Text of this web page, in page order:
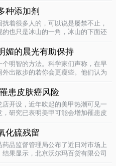
劣产品罪，决定将案件移送汕头市公
种添加剂
着很多人的，可以说是屡禁不止，
也只是冰山的一角，冰山的下面还
过程中的必经之路吧，但是，人们
的代价，尤其..
媚的晨光有助保持
明智的方法。科学家们声称，在早
外出散步的若你会更瘦些。他们认为
女性研究参与者在手腕上戴上监控
期内晒太阳..
患皮肤癌风险
店开设，近年吹起的美甲热潮可见一
研究已表明美甲可能会增加罹患皮
以防止指甲断裂。但专家表示，美
的光疗..
化硫残留
品监督管理局公布了近日对市场上
果显示，北京沃尔玛百货有限公司